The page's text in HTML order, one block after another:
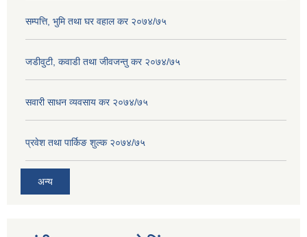
सम्पत्ति, भुमि तथा घर वहाल कर २०७४/७५
जडीवुटी, कवाडी तथा जीवजन्तु कर २०७४/७५
सवारी साधन व्यवसाय कर २०७४/७५
प्रवेश तथा पार्किङ शुल्क २०७४/७५
अन्य